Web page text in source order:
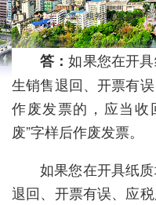
来源： 税务总局新媒体 |
答：如果您在开
生销售退回、开票有
作废发票的，应当收
废”字样后作废发票。
如果您在开具纸
退回、开票有误、应